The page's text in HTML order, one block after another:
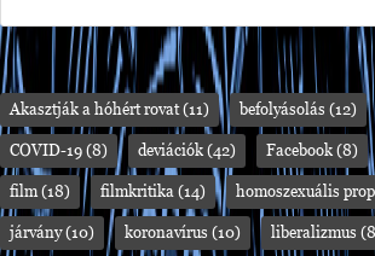
Akasztják a hóhért rovat(11) befolyásolás (12)
COVID-19 (8) deviációk (42) Facebook (8)
film(18) filmkritika (14) homoszexuális
járvány(10) koronavírus (10) liberalizmus